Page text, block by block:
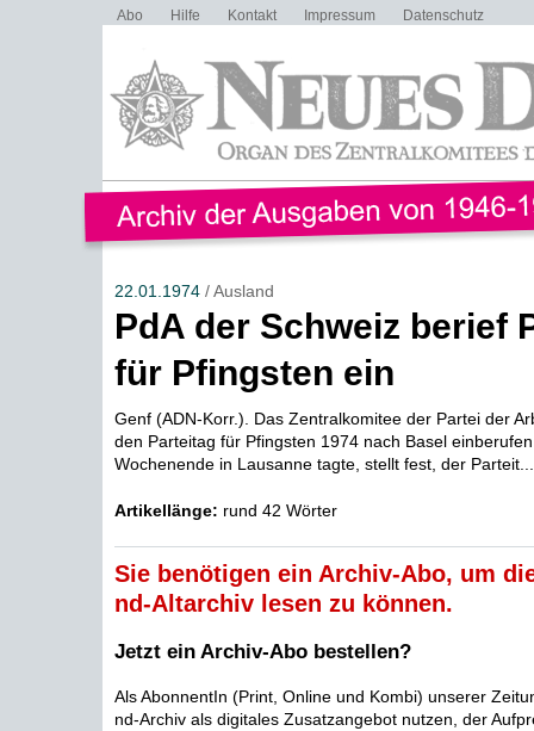
Abo Hilfe Kontakt Impressum Datenschutz
22.01.1974/ Ausland
PdA der Schweiz berief
für Pfingsten ein
Genf (ADN-Korr.). Das Zentralkomitee der Partei der
den Parteitag für Pfingsten 1974 nach Basel
Wochenende in Lausanne tagte, stellt fest, der Parteit...
Artikellänge: rund 42 Wörter
Sie benötigen ein Archiv-Abo, um
nd-Altarchiv lesen zu können.
Jetzt ein Archiv-Abo bestellen?
Als AbonnentIn (Print, Online und Kombi) unserer
nd-Archiv als digitales Zusatzangebot nutzen, der